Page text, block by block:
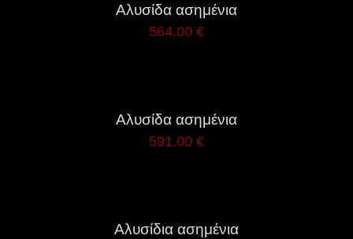
Αλυσίδα ασημένια
564.00 €
Αλυσίδα ασημένια
591.00 €
Αλυσίδια ασημένια